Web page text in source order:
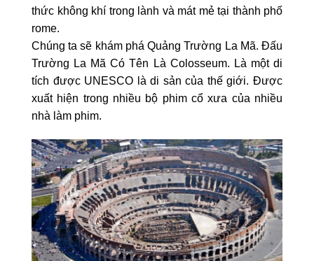
thức không khí trong lành và mát mẻ tại thành phố
rome.
Chúng ta sẽ khám phá Quảng Trường La Mã. Đấu
Trường La Mã Có Tên Là Colosseum. Là một di
tích được UNESCO là di sản của thế giới. Được
xuất hiện trong nhiều bộ phim cổ xưa của nhiều
nhà làm phim.